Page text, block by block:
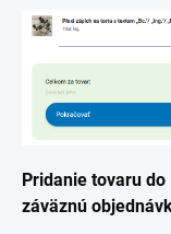
Pridanie tovaru
záväznú